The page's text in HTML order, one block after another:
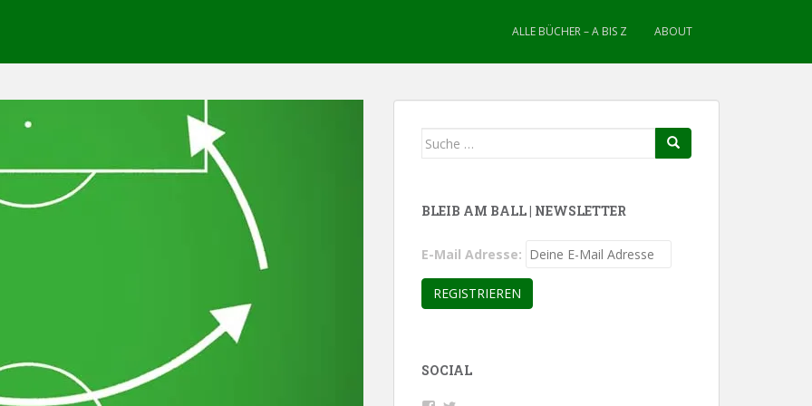
ALLE BÜCHER – A BIS Z ABOUT
Suche
BLEIB AM BALL | NEWSLETTER
E-Mail Adresse:
SOCIAL